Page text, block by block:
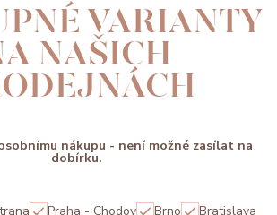
VARIANTY
NAŠICH
nákupu - není možné zasílat na
dobírku.
Praha - Chodov Brno Bratislava